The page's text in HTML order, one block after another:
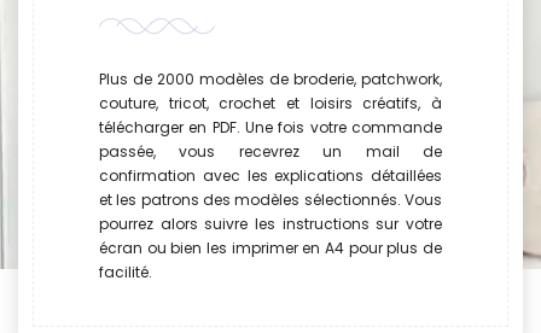
Plus de 2000 modèles de broderie, patchwork,
couture, tricot, crochet et loisirs créatifs, à
télécharger en PDF. Une fois votre commande
passée, vous recevrez un mail de
confirmation avec les explications détaillées
et les patrons des modèles sélectionnés. Vous
pourrez alors suivre les instructions sur votre
écran ou bien les imprimer en A4 pour plus de
facilité.